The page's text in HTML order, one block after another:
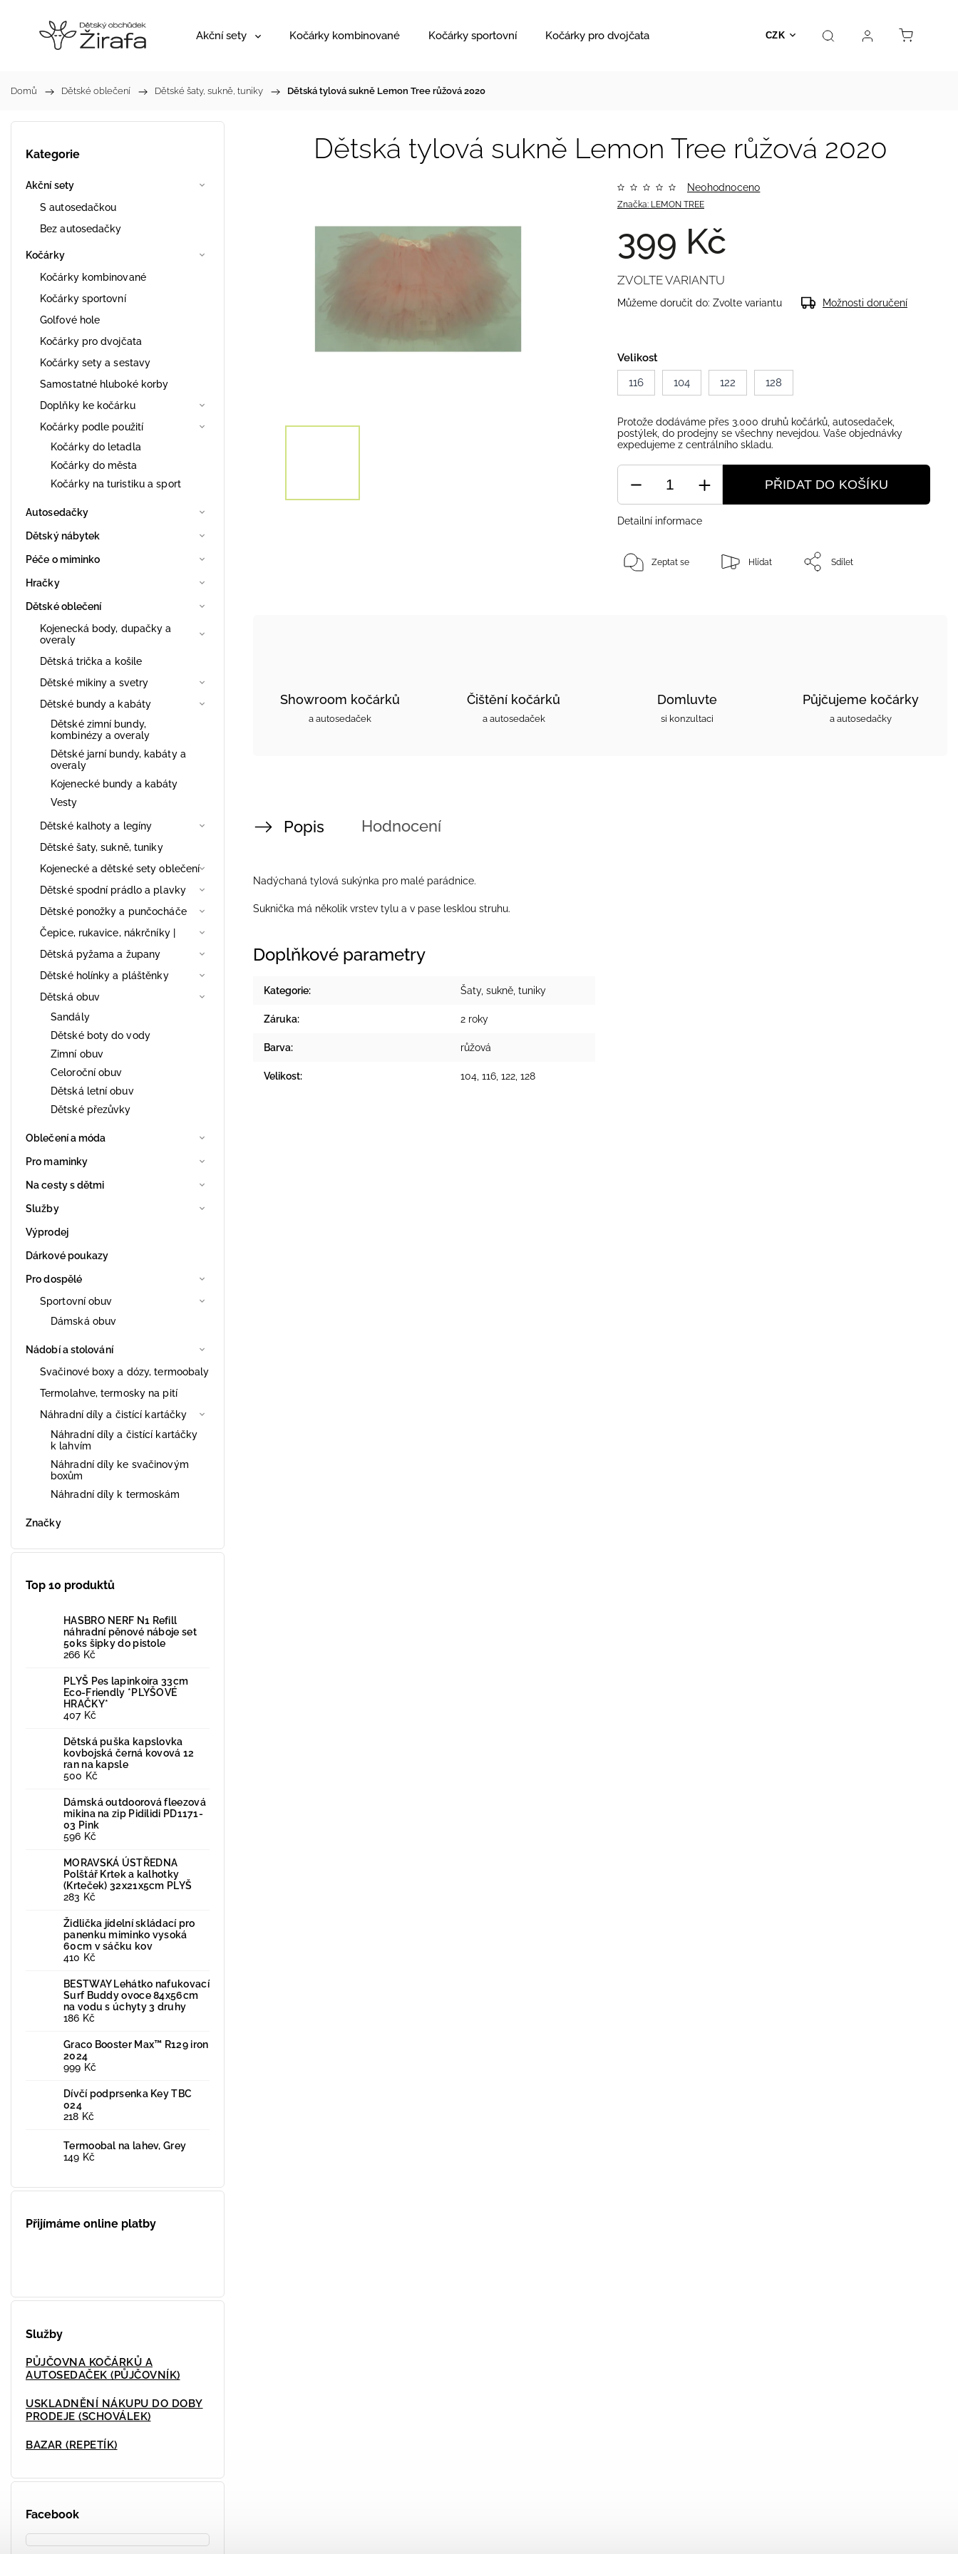
CZK
Akční sety Kočárky kombinované Kočárky sportovní Kočárky pro dvojčata Hračky Prodejna Kontakt
Domů / Dětské oblečení / Dětské šaty, sukně, tuniky / Dětská tylová sukně Lemon Tree růžová 2020
Kategorie
Akční sety
S autosedačkou
Bez autosedačky
Kočárky
Kočárky kombinované
Kočárky sportovní
Golfové hole
Kočárky pro dvojčata
Kočárky sety a sestavy
Samostatné hluboké korby
Doplňky ke kočárku
Kočárky podle použití
Kočárky do letadla
Kočárky do města
Kočárky na turistiku a sport
Autosedačky
Dětský nábytek
Péče o miminko
Hračky
Dětské oblečení
Kojenecká body, dupačky a
overaly
Dětská trička a košile
Dětské mikiny a svetry
Dětské bundy a kabáty
Dětské zimní bundy,
kombinézy a overaly
Dětské jarní bundy, kabáty a
overaly
Kojenecké bundy a kabáty
Vesty
Dětské kalhoty a legíny
Dětské šaty, sukně, tuniky
Kojenecké a dětské sety oblečení
Dětské spodní prádlo a plavky
Dětské ponožky a punčocháče
Čepice, rukavice, nákrčníky |
Dětská pyžama a župany
Dětské holínky a pláštěnky
Dětská obuv
Sandály
Dětské boty do vody
Zimní obuv
Celoroční obuv
Dětská letní obuv
Dětské přezůvky
Oblečení a móda
Pro maminky
Na cesty s dětmi
Služby
Výprodej
Dárkové poukazy
Pro dospělé
Sportovní obuv
Dámská obuv
Nádobí a stolování
Svačinové boxy a dózy, termoobaly
Termolahve, termosky na pití
Náhradní díly a čistící kartáčky
Náhradní díly a čistící kartáčky
k lahvím
Náhradní díly ke svačinovým
boxům
Náhradní díly k termoskám
Značky
Top 10 produktů
HASBRO NERF N1 Refill
náhradní pěnové náboje set
50ks šipky do pistole
266 Kč
PLYŠ Pes lapinkoira 33cm
Eco-Friendly *PLYŠOVÉ
HRAČKY*
407 Kč
Dětská puška kapslovka
kovbojská černá kovová 12
ran na kapsle
500 Kč
Dámská outdoorová fleezová
mikina na zip Pidilidi PD1171-
03 Pink
596 Kč
MORAVSKÁ ÚSTŘEDNA
Polštář Krtek a kalhotky
(Krteček) 32x21x5cm PLYŠ
283 Kč
Židlička jídelní skládací pro
panenku miminko vysoká
60cm v sáčku kov
410 Kč
BESTWAY Lehátko nafukovací
Surf Buddy ovoce 84x56cm
na vodu s úchyty 3 druhy
186 Kč
Graco Booster Max™ R129 iron
2024
999 Kč
Dívčí podprsenka Key TBC
024
218 Kč
Termoobal na lahev, Grey
149 Kč
Přijímáme online platby
Služby
PŮJČOVNA KOČÁRKŮ A
AUTOSEDAČEK (PŮJČOVNÍK)
USKLADNĚNÍ NÁKUPU DO DOBY
PRODEJE (SCHOVÁLEK)
BAZAR (REPETÍK)
Facebook
Dětská tylová sukně Lemon Tree růžová 2020
Značka: LEMON TREE
Neohodnoceno
399 Kč
Velikost
116
104 122 128
ZVOLTE VARIANTU
Můžeme doručit do: Zvolte variantu Možnosti doručení
Protože dodáváme přes 3.000 druhů kočárků, autosedaček,
postýlek, do prodejny se všechny nevejdou. Vaše objednávky
expedujeme z centrálního skladu.
PŘIDAT DO KOŠÍKU
Detailní informace
Zeptat se Hlídat Sdílet
Showroom kočárků
a autosedaček
Čištění kočárků
a autosedaček
Domluvte
si konzultaci
Půjčujeme kočárky
a autosedačky
Popis Hodnocení
Nadýchaná tylová sukýnka pro malé parádnice.
Suknička má několik vrstev tylu a v pase lesklou struhu.
Doplňkové parametry
Kategorie: Šaty, sukně, tuniky
Záruka: 2 roky
Barva: růžová
Velikost: 104, 116, 122, 128